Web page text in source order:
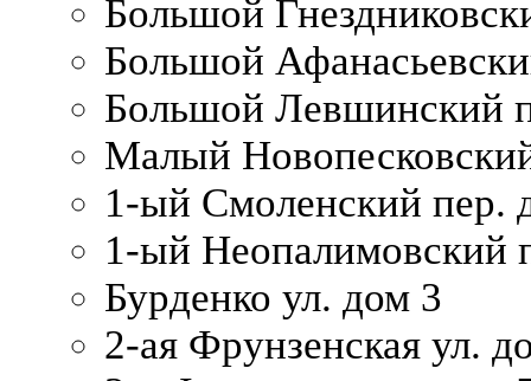
Большой
Большой
Большой Левшинский
Малый
1-ый Смоленский пер.
1-ый Неопалимовский
Бурденко ул. дом 3
2-ая Фрунзенская ул.